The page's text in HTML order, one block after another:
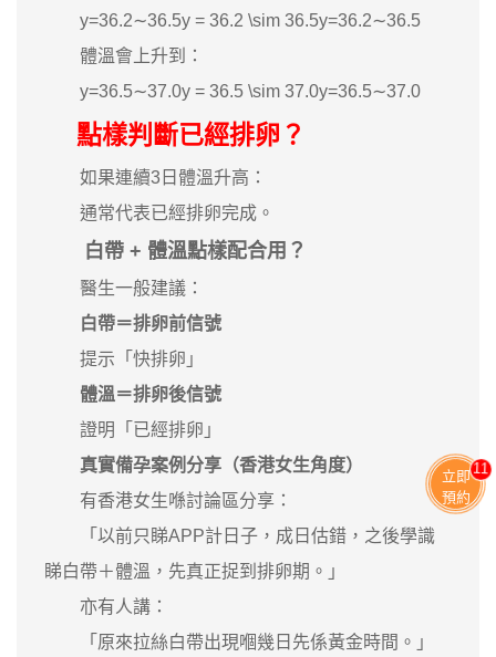
y=36.2∼36.5y = 36.2 \sim 36.5y=36.2∼36.5
體溫會上升到：
y=36.5∼37.0y = 36.5 \sim 37.0y=36.5∼37.0
點樣判斷已經排卵？
如果連續3日體溫升高：
通常代表已經排卵完成。
白帶 + 體溫點樣配合用？
醫生一般建議：
白帶＝排卵前信號
提示「快排卵」
體溫＝排卵後信號
證明「已經排卵」
真實備孕案例分享（香港女生角度）
有香港女生喺討論區分享：
「以前只睇APP計日子，成日估錯，之後學識
睇白帶＋體溫，先真正捉到排卵期。」
亦有人講：
「原來拉絲白帶出現嗰幾日先係黃金時間。」
立即
預約
11